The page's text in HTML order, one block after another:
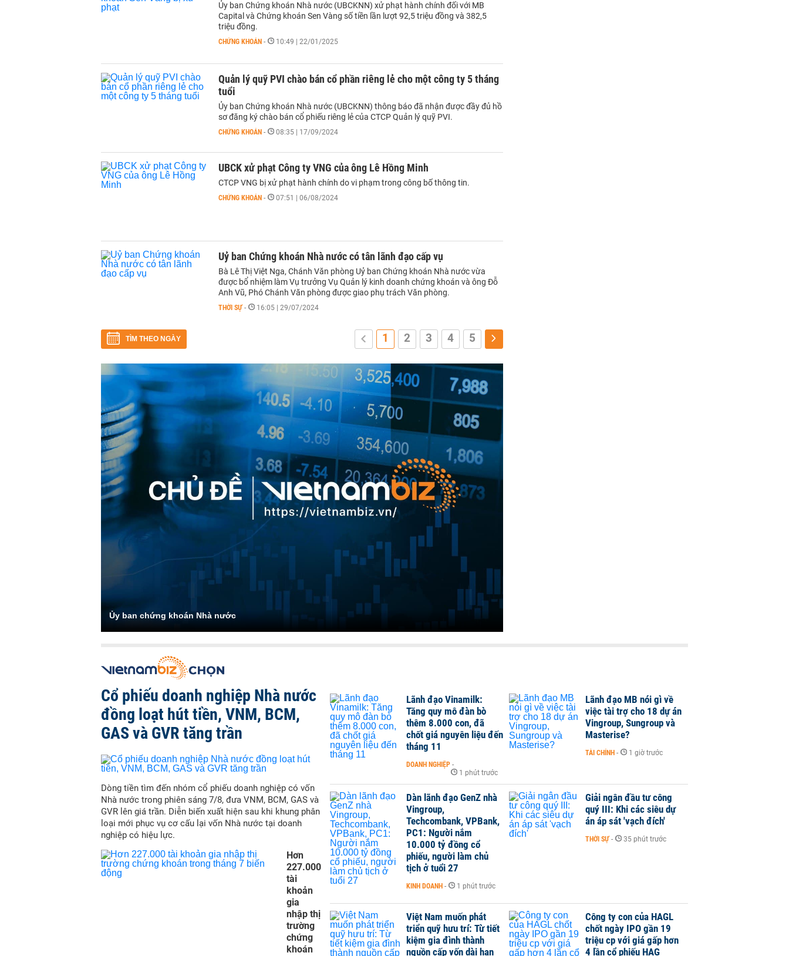
Ủy ban Chứng khoán Nhà nước (UBCKNN) xử phạt hành chính đối với MB
Capital và Chứng khoán Sen Vàng số tiền lần lượt 92,5 triệu đồng và 382,5
triệu đồng.
CHỨNG KHOÁN - 10:49 | 22/01/2025
Quản lý quỹ PVI chào bán cổ phần riêng lẻ cho một công ty 5 tháng
tuổi
Ủy ban Chứng khoán Nhà nước (UBCKNN) thông báo đã nhận được đầy đủ hồ
sơ đăng ký chào bán cổ phiếu riêng lẻ của CTCP Quản lý quỹ PVI.
CHỨNG KHOÁN - 08:35 | 17/09/2024
UBCK xử phạt Công ty VNG của ông Lê Hồng Minh
CTCP VNG bị xử phạt hành chính do vi phạm trong công bố thông tin.
CHỨNG KHOÁN - 07:51 | 06/08/2024
Uỷ ban Chứng khoán Nhà nước có tân lãnh đạo cấp vụ
Bà Lê Thị Việt Nga, Chánh Văn phòng Uỷ ban Chứng khoán Nhà nước vừa
được bổ nhiệm làm Vụ trưởng Vụ Quản lý kinh doanh chứng khoán và ông Đỗ
Anh Vũ, Phó Chánh Văn phòng được giao phụ trách Văn phòng.
THỜI SỰ - 16:05 | 29/07/2024
TÌM THEO NGÀY 1 2 3 4 5
Ủy ban chứng khoán Nhà nước
Cổ phiếu doanh nghiệp Nhà nước
đồng loạt hút tiền, VNM, BCM,
GAS và GVR tăng trần
Dòng tiền tìm đến nhóm cổ phiếu doanh nghiệp có vốn
Nhà nước trong phiên sáng 7/8, đưa VNM, BCM, GAS và
GVR lên giá trần. Diễn biến xuất hiện sau khi khung phân
loại mới phục vụ cơ cấu lại vốn Nhà nước tại doanh
nghiệp có hiệu lực.
Hơn
227.000
tài
khoản
gia
nhập thị
trường
chứng
khoán
Lãnh đạo Vinamilk:
Tăng quy mô đàn bò
thêm 8.000 con, đã
chốt giá nguyên liệu đến
tháng 11
DOANH NGHIỆP -
1 phút trước
Lãnh đạo MB nói gì về
việc tài trợ cho 18 dự án
Vingroup, Sungroup và
Masterise?
TÀI CHÍNH - 1 giờ trước
Dàn lãnh đạo GenZ nhà
Vingroup,
Techcombank, VPBank,
PC1: Người nắm
10.000 tỷ đồng cổ
phiếu, người làm chủ
tịch ở tuổi 27
KINH DOANH - 1 phút trước
Giải ngân đầu tư công
quý III: Khi các siêu dự
án áp sát 'vạch đích'
THỜI SỰ - 35 phút trước
Việt Nam muốn phát
triển quỹ hưu trí: Từ tiết
kiệm gia đình thành
nguồn cấp vốn dài hạn
Công ty con của HAGL
chốt ngày IPO gần 19
triệu cp với giá gấp hơn
4 lần cổ phiếu HAG